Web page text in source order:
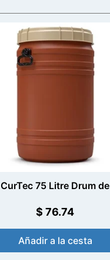
CurTec 75 Litre Drum de
$ 76.74
Añadir a la cesta